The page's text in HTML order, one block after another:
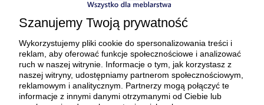
Ciekawostki
O firmie
BEZPIECZNE PŁATNOŚCI ORAZ DOSTAWA
Szanujemy Twoją prywatność
Wykorzystujemy pliki cookie do spersonalizowania treści i
reklam, aby oferować funkcje społecznościowe i analizować
ruch w naszej witrynie. Informacje o tym, jak korzystasz z
naszej witryny, udostępniamy partnerom społecznościowym,
reklamowym i analitycznym. Partnerzy mogą połączyć te
informacje z innymi danymi otrzymanymi od Ciebie lub